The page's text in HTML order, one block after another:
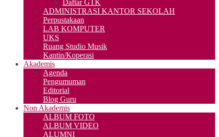
Daftar GTK
ADMINISTRASI KANTOR SEKOLAH
Perpustakaan
LAB KOMPUTER
UKS
Ruang Studio Musik
Kantin/Koperasi
Akademis
Agenda
Pengumuman
Editorial
Blog Guru
Non Akademis
ALBUM FOTO
ALBUM VIDEO
ALUMNI